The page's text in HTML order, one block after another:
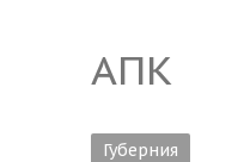
АПК
Губерния